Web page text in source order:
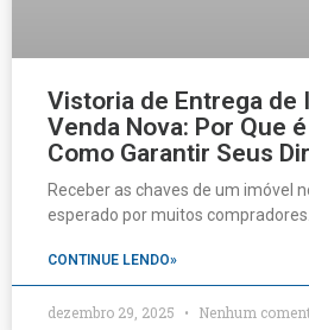
Vistoria de Entrega de
Venda Nova: Por Que
Como Garantir Seus
Receber as chaves de um imóvel
esperado por muitos
CONTINUE LENDO»
dezembro 29, 2025 Nenhum